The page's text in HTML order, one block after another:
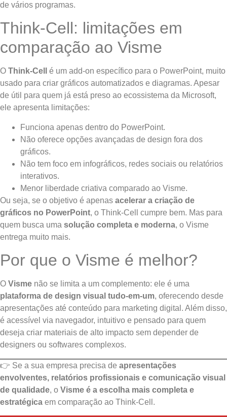
de vários programas.
Think-Cell: limitações em
comparação ao Visme
O Think-Cell
é um add-on específico para o PowerPoint, muito
usado para criar gráficos automatizados e diagramas. Apesar
de útil para quem já está preso ao ecossistema da Microsoft,
ele apresenta limitações:
Funciona apenas dentro do PowerPoint.
Não oferece opções avançadas de design fora dos
gráficos.
Não tem foco em infográficos, redes sociais ou relatórios
interativos.
Menor liberdade criativa comparado ao Visme.
Ou seja, se o objetivo é apenas acelerar a criação de
gráficos no PowerPoint, o Think-Cell cumpre bem. Mas para
quem busca uma solução completa e moderna, o Visme
entrega muito mais.
Por que o Visme é melhor?
O Visme não se limita a um complemento: ele é uma
plataforma de design visual tudo-em-um, oferecendo desde
apresentações até conteúdo para marketing digital. Além disso,
é acessível via navegador, intuitivo e pensado para quem
deseja criar materiais de alto impacto sem depender de
designers ou softwares complexos.
👉 Se a sua empresa precisa de apresentações
envolventes, relatórios profissionais e comunicação visual
de qualidade, o Visme é a escolha mais completa e
estratégica em comparação ao Think-Cell.